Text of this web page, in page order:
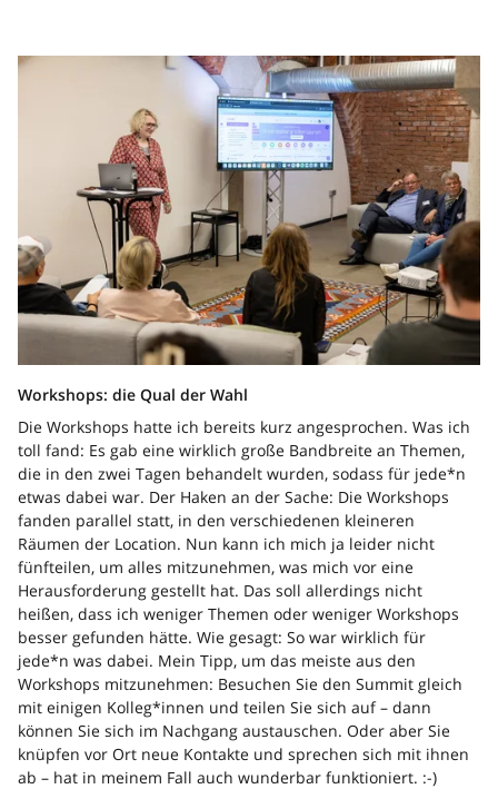
Workshops: die Qual der Wahl
Die Workshops hatte ich bereits kurz angesprochen. Was ich
toll fand: Es gab eine wirklich große Bandbreite an Themen,
die in den zwei Tagen behandelt wurden, sodass für jede*n
etwas dabei war. Der Haken an der Sache: Die Workshops
fanden parallel statt, in den verschiedenen kleineren
Räumen der Location. Nun kann ich mich ja leider nicht
fünfteilen, um alles mitzunehmen, was mich vor eine
Herausforderung gestellt hat. Das soll allerdings nicht
heißen, dass ich weniger Themen oder weniger Workshops
besser gefunden hätte. Wie gesagt: So war wirklich für
jede*n was dabei. Mein Tipp, um das meiste aus den
Workshops mitzunehmen: Besuchen Sie den Summit gleich
mit einigen Kolleg*innen und teilen Sie sich auf – dann
können Sie sich im Nachgang austauschen. Oder aber Sie
knüpfen vor Ort neue Kontakte und sprechen sich mit ihnen
ab – hat in meinem Fall auch wunderbar funktioniert. :-)